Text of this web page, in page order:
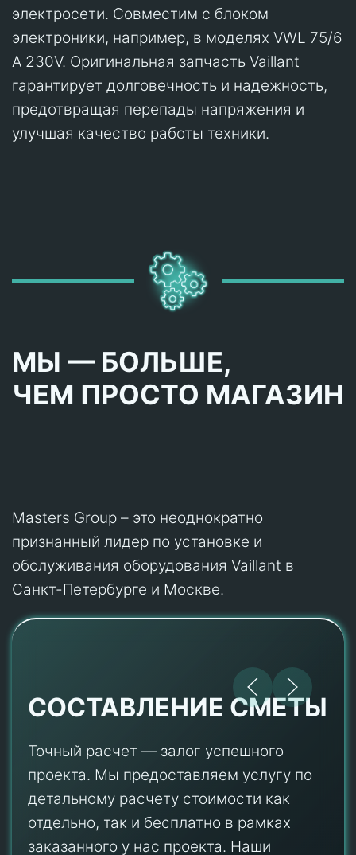
электросети. Совместим с блоком
электроники, например, в моделях VWL 75/6
A 230V. Оригинальная запчасть Vaillant
гарантирует долговечность и надежность,
предотвращая перепады напряжения и
улучшая качество работы техники.
МЫ — БОЛЬШЕ,
ЧЕМ ПРОСТО МАГАЗИН
Masters Group – это неоднократно
признанный лидер по установке и
обслуживания оборудования Vaillant в
Санкт-Петербурге и Москве.
СОСТАВЛЕНИЕ СМЕТЫ
Точный расчет — залог успешного
проекта. Мы предоставляем услугу по
детальному расчету стоимости как
отдельно, так и бесплатно в рамках
заказанного у нас проекта. Наши